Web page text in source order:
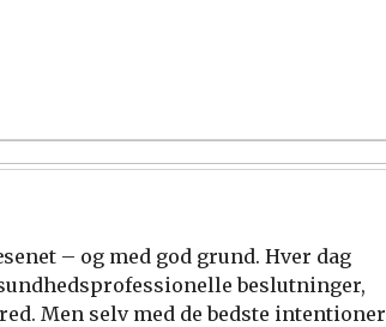
– og med god grund. Hver dag
beslutninger,
Men selv med de bedste intentioner